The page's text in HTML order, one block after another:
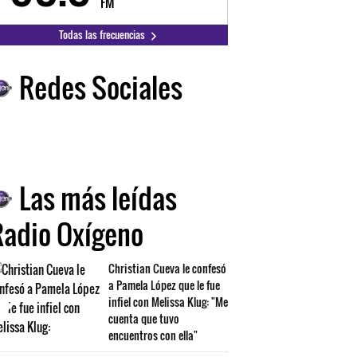
Todas las frecuencias
Redes Sociales
Las más leídas
Oxígeno
Christian Cueva le confesó
a Pamela López que le fue
infiel con Melissa Klug: "Me
cuenta que tuvo
encuentros con ella"